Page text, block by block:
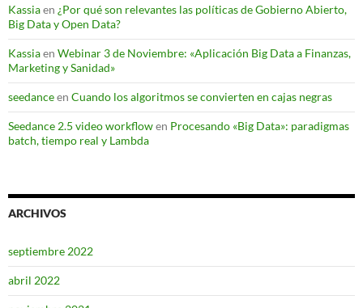
Kassiaen ¿Por qué son relevantes las políticas de Gobierno Abierto,
Big Data y Open Data?
Kassiaen Webinar 3 de Noviembre: «Aplicación Big Data a Finanzas,
Marketing y Sanidad»
seedanceen Cuando los algoritmos se convierten en cajas negras
Seedance 2.5 video workflowen Procesando «Big Data»: paradigmas
batch, tiempo real y Lambda
ARCHIVOS
septiembre 2022
abril 2022